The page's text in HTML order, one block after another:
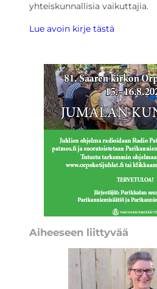
yhteiskunnallisia vaikuttajia.
Lue avoin kirje tästä
Aiheeseen liittyvää